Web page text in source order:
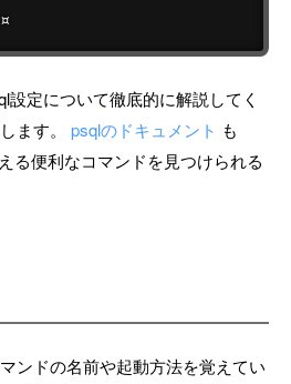
設定について徹底的に解説してく
ます。 psqlのドキュメント も
る便利なコマンドを見つけられる
ンドの名前や起動方法を覚えてい